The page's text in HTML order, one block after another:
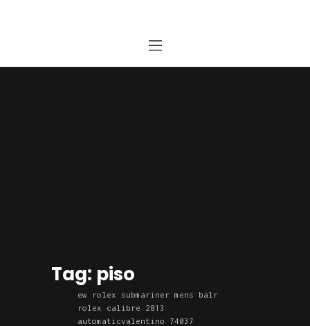
Tag: piso
ew rolex submariner mens balr
rolex calibre 2813
automaticvalentino 74037